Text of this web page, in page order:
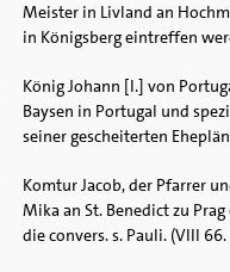
Meister in Livland an
in Königsberg eintreffen
König Johann [I.] von
Baysen in Portugal und
seiner gescheiterten
Komtur Jacob, der Pfarrer
Mika an St. Benedict zu
die convers. s. Pauli. (VIII 66.